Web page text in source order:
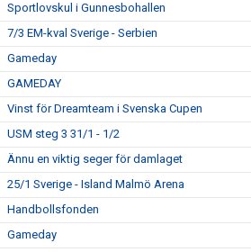
Sportlovskul i Gunnesbohallen
7/3 EM-kval Sverige - Serbien
Gameday
GAMEDAY
Vinst för Dreamteam i Svenska Cupen
USM steg 3 31/1 - 1/2
Ännu en viktig seger för damlaget
25/1 Sverige - Island Malmö Arena
Handbollsfonden
Gameday